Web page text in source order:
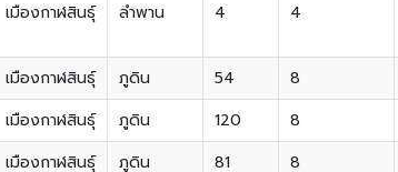
เมืองกาฬสินธุ์ ลำพาน 4 4
เมืองกาฬสินธุ์ ภูดิน 54 8
เมืองกาฬสินธุ์ ภูดิน 120 8
เมืองกาฬสินธุ์ ภูดิน 81 8